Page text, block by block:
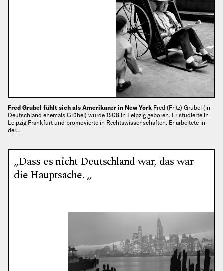
Fred Grubel fühlt sich als Amerikaner in New York Fred (Fritz) Grubel (in
Deutschland ehemals Grübel) wurde 1908 in Leipzig geboren. Er studierte in
Leipzig,Frankfurt und promovierte in Rechtswissenschaften. Er arbeitete in
der…
„Dass es nicht Deutschland war, das war
die Hauptsache. „